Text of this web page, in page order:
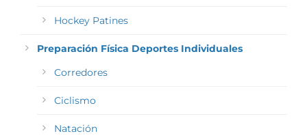
Hockey Patines
Preparación Física Deportes Individuales
Corredores
Ciclismo
Natación